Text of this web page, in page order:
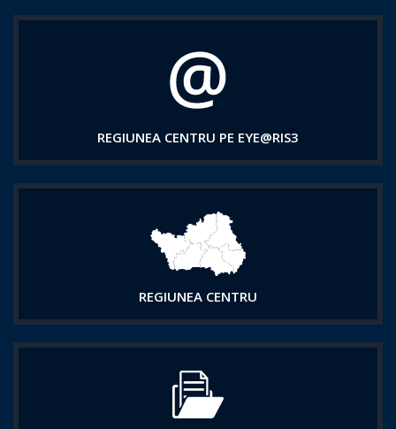
REGIUNEA CENTRU PE EYE@RIS3
REGIUNEA CENTRU